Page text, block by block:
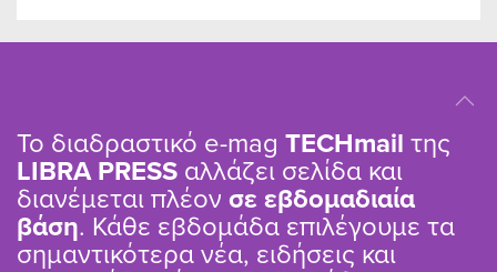
Το διαδραστικό e-mag TΕCHmail της
LIBRA PRESS αλλάζει σελίδα και
διανέμεται πλέον σε εβδομαδιαία
βάση. Κάθε εβδομάδα επιλέγουμε τα
σημαντικότερα νέα, ειδήσεις και